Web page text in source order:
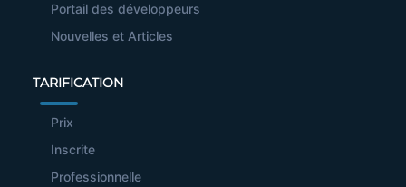
Portail des développeurs
Nouvelles et Articles
TARIFICATION
Prix
Inscrite
Professionnelle